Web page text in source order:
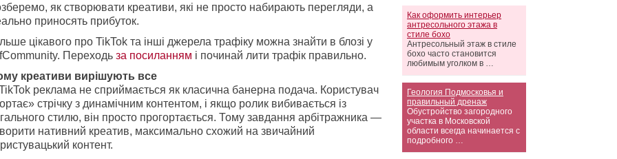
Как оформить интерьер
антресольного этажа в
стиле бохо
Антресольный этаж в стиле
бохо часто становится
любимым уголком в …
Геология Подмосковья и
правильный дренаж
Обустройство загородного
участка в Московской
области всегда начинается с
подробного …
як створювати креативи, які не просто набирають перегляди, а
приносять прибуток.
цікавого про TikTok та інші джерела трафіку можна знайти в блозі у
Переходь за посиланням і починай лити трафік правильно.
креативи вирішують все
реклама не сприймається як класична банерна подача. Користувач
стрічку з динамічним контентом, і якщо ролик вибивається із
стилю, він просто прогортається. Тому завдання арбітражника —
нативний креатив, максимально схожий на звичайний
контент.